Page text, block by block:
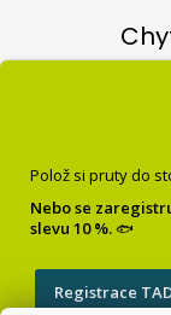
Koule hezky
úspěchu, třeba
Pop
|
Polož si pruty do
Nebo se
slevu 10 %.🐟
Registrace